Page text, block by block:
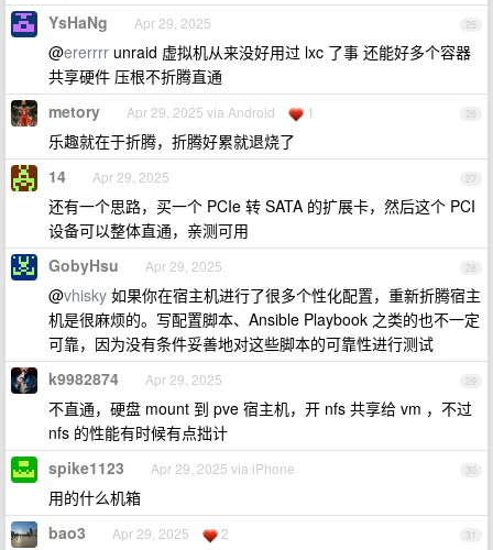
25
YsHaNg Apr 29, 2025
@ererrrr unraid 虚拟机从来没好用过 lxc 了事 还能好多个容器
共享硬件 压根不折腾直通
26
metory Apr 29, 2025 via Android 1
乐趣就在于折腾，折腾好累就退烧了
27
14 Apr 29, 2025
还有一个思路，买一个 PCIe 转 SATA 的扩展卡，然后这个 PCI
设备可以整体直通，亲测可用
28
GobyHsu Apr 29, 2025
@vhisky 如果你在宿主机进行了很多个性化配置，重新折腾宿主
机是很麻烦的。写配置脚本、Ansible Playbook 之类的也不一定
可靠，因为没有条件妥善地对这些脚本的可靠性进行测试
29
k9982874 Apr 29, 2025
不直通，硬盘 mount 到 pve 宿主机，开 nfs 共享给 vm ，不过
nfs 的性能有时候有点拙计
30
spike1123 Apr 29, 2025 via iPhone
用的什么机箱
31
bao3 Apr 29, 2025 2